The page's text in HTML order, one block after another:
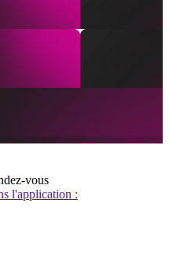
vous
l'application :